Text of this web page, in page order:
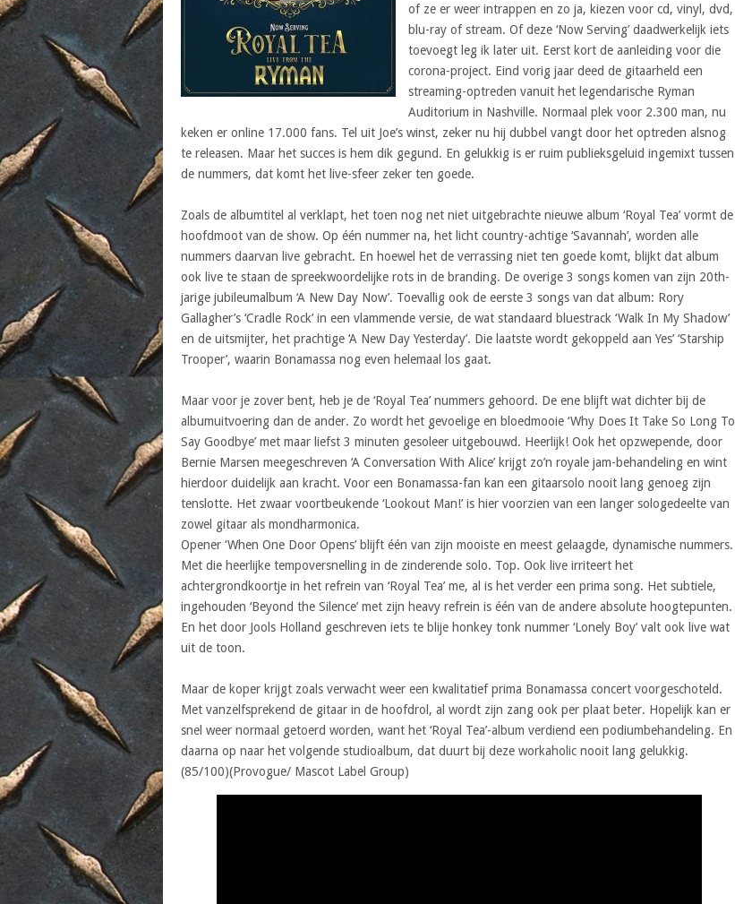
of ze er weer intrappen en zo ja, kiezen voor cd, vinyl, dvd,
blu-ray of stream. Of deze ‘Now Serving’ daadwerkelijk iets
toevoegt leg ik later uit. Eerst kort de aanleiding voor die
corona-project. Eind vorig jaar deed de gitaarheld een
streaming-optreden vanuit het legendarische Ryman
Auditorium in Nashville. Normaal plek voor 2.300 man, nu
keken er online 17.000 fans. Tel uit Joe’s winst, zeker nu hij dubbel vangt door het optreden alsnog
te releasen. Maar het succes is hem dik gegund. En gelukkig is er ruim publieksgeluid ingemixt tussen
de nummers, dat komt het live-sfeer zeker ten goede.
Zoals de albumtitel al verklapt, het toen nog net niet uitgebrachte nieuwe album ‘Royal Tea’ vormt de
hoofdmoot van de show. Op één nummer na, het licht country-achtige ‘Savannah’, worden alle
nummers daarvan live gebracht. En hoewel het de verrassing niet ten goede komt, blijkt dat album
ook live te staan de spreekwoordelijke rots in de branding. De overige 3 songs komen van zijn 20th-
jarige jubileumalbum ‘A New Day Now’. Toevallig ook de eerste 3 songs van dat album: Rory
Gallagher’s ‘Cradle Rock’ in een vlammende versie, de wat standaard bluestrack ‘Walk In My Shadow’
en de uitsmijter, het prachtige ‘A New Day Yesterday’. Die laatste wordt gekoppeld aan Yes’ ‘Starship
Trooper’, waarin Bonamassa nog even helemaal los gaat.
Maar voor je zover bent, heb je de ‘Royal Tea’ nummers gehoord. De ene blijft wat dichter bij de
albumuitvoering dan de ander. Zo wordt het gevoelige en bloedmooie ‘Why Does It Take So Long To
Say Goodbye’ met maar liefst 3 minuten gesoleer uitgebouwd. Heerlijk! Ook het opzwepende, door
Bernie Marsen meegeschreven ‘A Conversation With Alice’ krijgt zo’n royale jam-behandeling en wint
hierdoor duidelijk aan kracht. Voor een Bonamassa-fan kan een gitaarsolo nooit lang genoeg zijn
tenslotte. Het zwaar voortbeukende ‘Lookout Man!’ is hier voorzien van een langer sologedeelte van
zowel gitaar als mondharmonica.
Opener ‘When One Door Opens’ blijft één van zijn mooiste en meest gelaagde, dynamische nummers.
Met die heerlijke tempoversnelling in de zinderende solo. Top. Ook live irriteert het
achtergrondkoortje in het refrein van ‘Royal Tea’ me, al is het verder een prima song. Het subtiele,
ingehouden ‘Beyond the Silence’ met zijn heavy refrein is één van de andere absolute hoogtepunten.
En het door Jools Holland geschreven iets te blije honkey tonk nummer ‘Lonely Boy’ valt ook live wat
uit de toon.
Maar de koper krijgt zoals verwacht weer een kwalitatief prima Bonamassa concert voorgeschoteld.
Met vanzelfsprekend de gitaar in de hoofdrol, al wordt zijn zang ook per plaat beter. Hopelijk kan er
snel weer normaal getoerd worden, want het ‘Royal Tea’-album verdiend een podiumbehandeling. En
daarna op naar het volgende studioalbum, dat duurt bij deze workaholic nooit lang gelukkig.
(85/100)(Provogue/ Mascot Label Group)